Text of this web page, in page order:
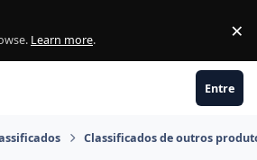
Learn more. ×
Entre
Classificados de outros